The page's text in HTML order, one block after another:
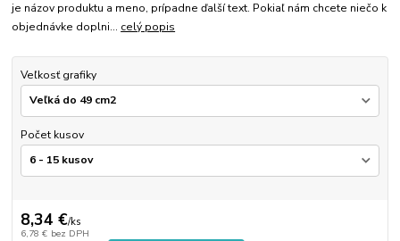
je názov produktu a meno, prípadne ďalší text. Pokiaľ nám chcete niečo k
objednávke doplni... celý popis
Veľkosť grafiky
Počet kusov
8,34 €/ks
6,78 € bez DPH